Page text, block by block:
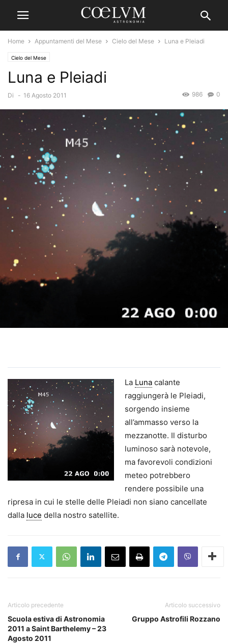
Home Appuntamenti del Mese Cielo del Mese Luna e Pleiadi
Cielo del Mese
Luna e Pleiadi
Di - 16 Agosto 2011 0
986
La Luna calante
raggiungerà le Pleiadi,
sorgendo insieme
all’ammasso verso la
mezzanotte. Il disturbo
luminoso sarà notevole,
ma favorevoli condizioni
meteo potrebbero
rendere possibile una
ripresa in cui le stelle delle Pleiadi non siano cancellate
dalla luce della nostro satellite.
Articolo precedente
Scuola estiva di Astronomia
2011 a Saint Barthelemy – 23
Agosto 2011
Articolo successivo
Gruppo Astrofili Rozzano